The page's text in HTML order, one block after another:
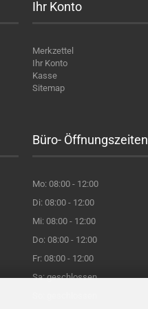
Ihr Konto
Merkzettel
Ihr Konto
Kasse
Sitemap
Büro- Öffnungszeiten
Mo: 08:00 - 12:00
Di: 08:00 - 12:00
Mi: 08:00 - 12:00
Do: 08:00 - 12:00
Fr: 08:00 - 12:00
Sa: geschlossen